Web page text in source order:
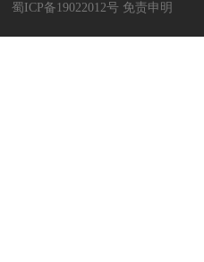
蜀ICP备19022012号 免责申明